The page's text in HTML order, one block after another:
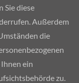
Sie diese
Außerdem
die
ein
zu.